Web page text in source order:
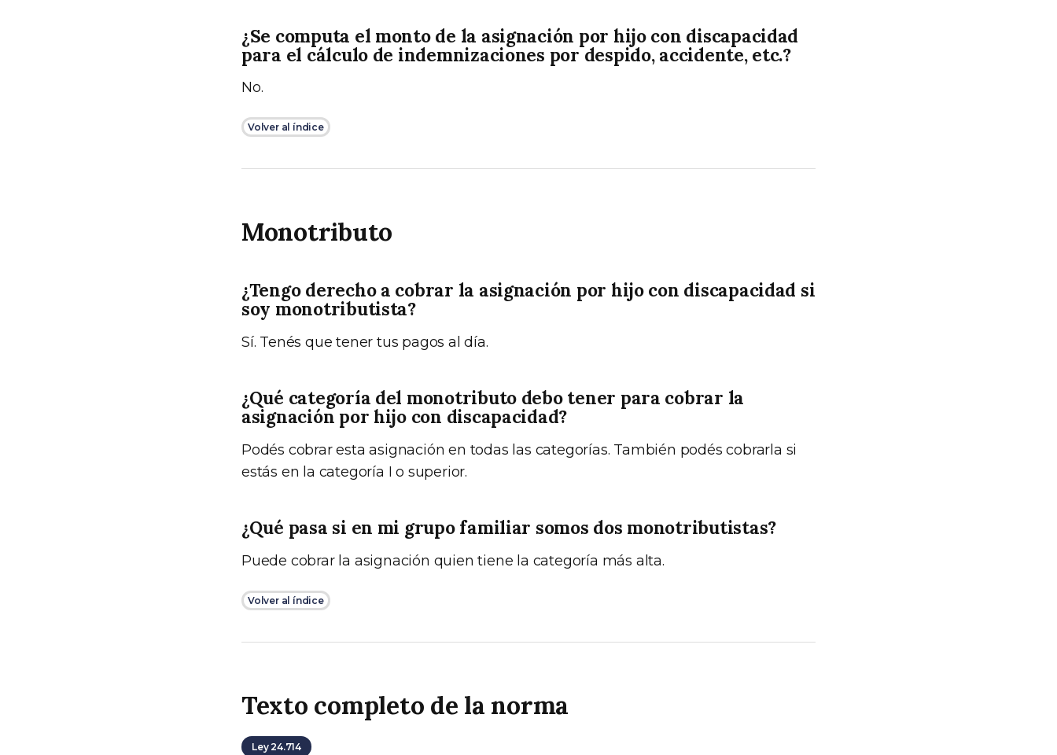
¿Se computa el monto de la asignación por hijo con discapacidad
para el cálculo de indemnizaciones por despido, accidente, etc.?
No.
Volver al índice
Monotributo
¿Tengo derecho a cobrar la asignación por hijo con discapacidad si
soy monotributista?
Sí. Tenés que tener tus pagos al día.
¿Qué categoría del monotributo debo tener para cobrar la
asignación por hijo con discapacidad?
Podés cobrar esta asignación en todas las categorías. También podés cobrarla si
estás en la categoría I o superior.
¿Qué pasa si en mi grupo familiar somos dos monotributistas?
Puede cobrar la asignación quien tiene la categoría más alta.
Volver al índice
Texto completo de la norma
Ley 24.714